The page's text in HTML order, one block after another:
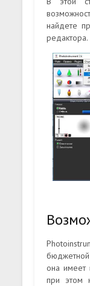
найдете
редактора.
она имеет
при этом